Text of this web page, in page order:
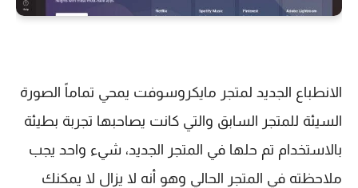
الانطباع الجديد لمتجر مايكروسوفت يمحي تماماً الصورة
السيئة للمتجر السابق والتي كانت يصاحبها تجربة بطيئة
بالاستخدام تم حلها في المتجر الجديد، شيء واحد يجب
ملاحظته في المتجر الحالي وهو أنه لا يزال لا يمكنك